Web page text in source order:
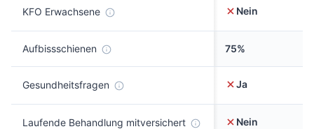
KFO Erwachsene Nein
Aufbissschienen 75%
Gesundheitsfragen Ja
Laufende Behandlung mitversichert Nein